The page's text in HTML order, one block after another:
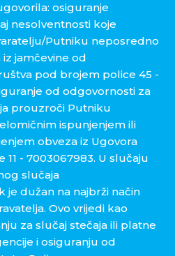
osiguranje
nesolventnosti koje
Putniku neposredno
iz jamčevine od
pod brojem police 45 -
od odgovornosti za
prouzroči Putniku
ispunjenjem ili
obveza iz Ugovora
- 7003067983. U slučaju
slučaja
je dužan na najbrži način
Ovo vrijedi kao
za slučaj stečaja ili platne
i osiguranju od